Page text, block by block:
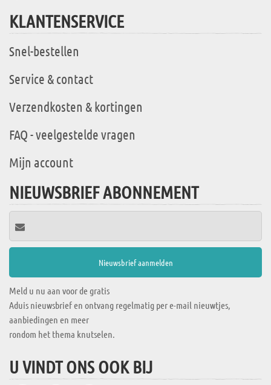
KLANTENSERVICE
Snel-bestellen
Service & contact
Verzendkosten & kortingen
FAQ - veelgestelde vragen
Mijn account
NIEUWSBRIEF ABONNEMENT
Meld u nu aan voor de gratis
Aduis nieuwsbrief en ontvang regelmatig per e-mail nieuwtjes,
aanbiedingen en meer
rondom het thema knutselen.
U VINDT ONS OOK BIJ